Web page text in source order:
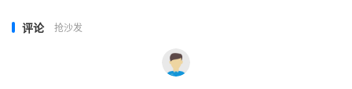
评论 抢沙发